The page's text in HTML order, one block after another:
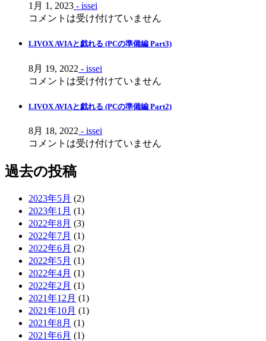
1月 1, 2023 - issei
コメントは受け付けていません
LIVOX AVIAと戯れる (PCの準備編 Part3)
8月 19, 2022 - issei
コメントは受け付けていません
LIVOX AVIAと戯れる (PCの準備編 Part2)
8月 18, 2022 - issei
コメントは受け付けていません
過去の投稿
2023年5月 (2)
2023年1月 (1)
2022年8月 (3)
2022年7月 (1)
2022年6月 (2)
2022年5月 (1)
2022年4月 (1)
2022年2月 (1)
2021年12月 (1)
2021年10月 (1)
2021年8月 (1)
2021年6月 (1)